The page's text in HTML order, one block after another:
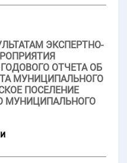
ЭКСПЕРТНО-
ОТЧЕТА ОБ
МУНИЦИПАЛЬНОГО
ПОСЕЛЕНИЕ
МУНИЦИПАЛЬНОГО